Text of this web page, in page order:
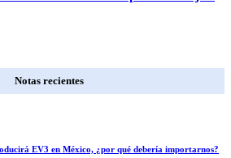
Notas recientes
EV3 en México, ¿por qué debería importarnos?